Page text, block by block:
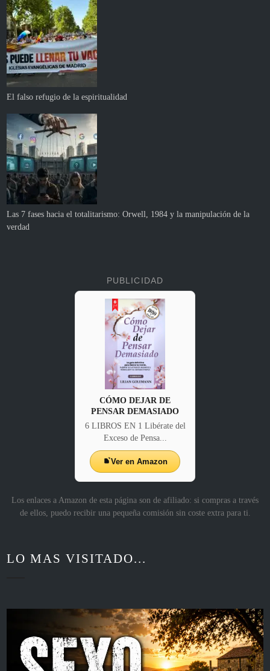
El falso refugio de la espiritualidad
Las 7 fases hacia el totalitarismo: Orwell, 1984 y la manipulación de la
verdad
PUBLICIDAD
CÓMO DEJAR DE
PENSAR DEMASIADO
6 LIBROS EN 1 Libérate del
Exceso de Pensa...
Ver en Amazon
Los enlaces a Amazon de esta página son de afiliado: si compras a través
de ellos, puedo recibir una pequeña comisión sin coste extra para ti.
LO MAS VISITADO...